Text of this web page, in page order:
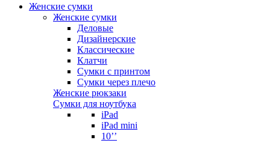
Женские сумки
Женские сумки
Деловые
Дизайнерские
Классические
Клатчи
Сумки с принтом
Сумки через плечо
Женские рюкзаки
Сумки для ноутбука
iPad
iPad mini
10’’